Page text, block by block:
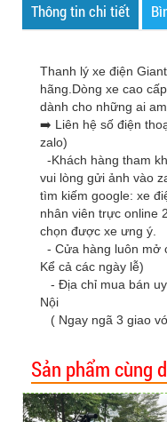
Thông tin chi tiết
Thanh lý xe điện
hãng.Dòng xe cao
dành cho những ai
➡️ Liên hệ số điện
zalo)
-Khách hàng tham
vui lòng gửi ảnh vào
tìm kiếm google: xe
nhân viên trực online
chọn được xe ưng ý.
- Cửa hàng luôn mở
Kể cả các ngày lễ)
- Địa chỉ mua bán
Nội
( Ngay ngã 3 giao
Sản phẩm cùng